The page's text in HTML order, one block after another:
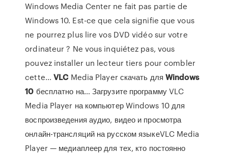
Windows Media Center ne fait pas partie de
Windows 10. Est-ce que cela signifie que vous
ne pourrez plus lire vos DVD vidéo sur votre
ordinateur ? Ne vous inquiétez pas, vous
pouvez installer un lecteur tiers pour combler
cette...VLCMedia Player скачать дляWindows
10 бесплатно на… Загрузите программу VLC
Media Player на компьютер Windows 10 для
воспроизведения аудио, видео и просмотра
онлайн-трансляций на русском языкеVLC Media
Player — медиаплеер для тех, кто постоянно